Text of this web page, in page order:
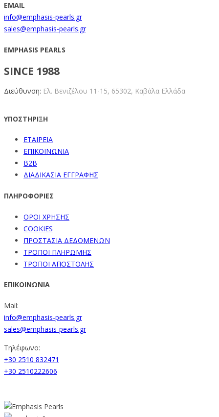
EMAIL
info@emphasis-pearls.gr
sales@emphasis-pearls.gr
EMPHASIS PEARLS
SINCE 1988
Διεύθυνση: Ελ. Βενιζέλου 11-15, 65302, Καβάλα Ελλάδα
ΥΠΟΣΤΗΡΙΞΗ
ΕΤΑΙΡΕΙΑ
ΕΠΙΚΟΙΝΩΝΙΑ
B2B
ΔΙΑΔΙΚΑΣΙΑ ΕΓΓΡΑΦΗΣ
ΠΛΗΡΟΦΟΡΙΕΣ
ΟΡΟΙ ΧΡΗΣΗΣ
COOKIES
ΠΡΟΣΤΑΣΙΑ ΔΕΔΟΜΕΝΩΝ
ΤΡΟΠΟΙ ΠΛΗΡΩΜΗΣ
ΤΡΟΠΟΙ ΑΠΟΣΤΟΛΗΣ
ΕΠΙΚΟΙΝΩΝΙΑ
Mail:
info@emphasis-pearls.gr
sales@emphasis-pearls.gr
Τηλέφωνο:
+30 2510 832471
+30 2510222606